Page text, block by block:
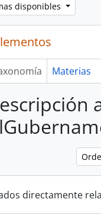
disponibles
Materias
directamente